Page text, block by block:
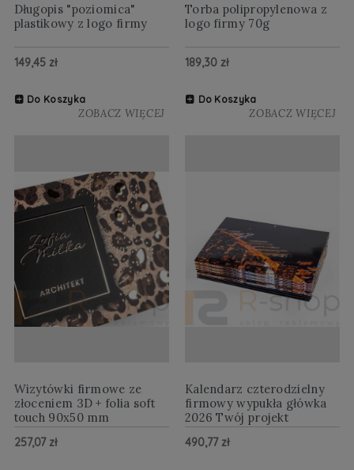
Długopis "poziomica"
plastikowy z logo firmy
149,45 zł
Do Koszyka
ZOBACZ WIĘCEJ
Torba polipropylenowa z
logo firmy 70g
189,30 zł
Do Koszyka
ZOBACZ WIĘCEJ
Wizytówki firmowe ze
złoceniem 3D + folia soft
touch 90x50 mm
257,07 zł
Kalendarz czterodzielny
firmowy wypukła główka
2026 Twój projekt
490,77 zł